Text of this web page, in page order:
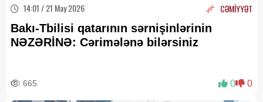
14:01 / 21 May 2026 CƏMİYYƏT
Bakı-Tbilisi qatarının sərnişinlərinin
NƏZƏRİNƏ: Cərimələnə bilərsiniz
665 0 0